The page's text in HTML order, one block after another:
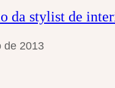
da stylist de
de 2013